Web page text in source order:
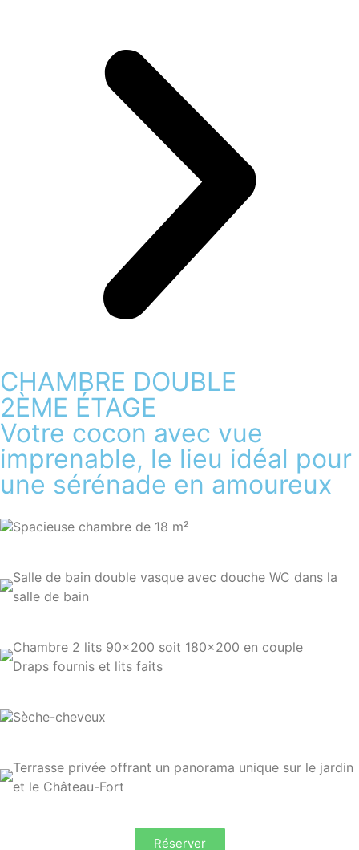
CHAMBRE DOUBLE
2ÈME ÉTAGE
Votre cocon avec vue
imprenable, le lieu idéal pour
une sérénade en amoureux
Spacieuse chambre de 18 m²
Salle de bain double vasque avec douche WC dans la
salle de bain
Chambre 2 lits 90×200 soit 180×200 en couple
Draps fournis et lits faits
Sèche-cheveux
Terrasse privée offrant un panorama unique sur le jardin
et le Château-Fort
Réserver